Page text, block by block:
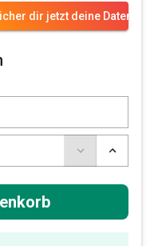
dir jetzt deine Daten